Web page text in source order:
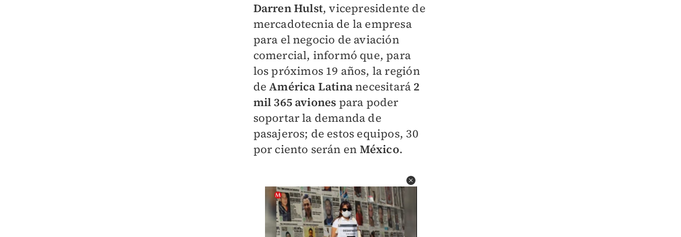
Darren Hulst, vicepresidente de
mercadotecnia de la empresa
para el negocio de aviación
comercial, informó que, para
los próximos 19 años, la región
deAmérica Latinanecesitará 2
mil 365 aviones para poder
soportar la demanda de
pasajeros; de estos equipos, 30
por ciento serán en México.